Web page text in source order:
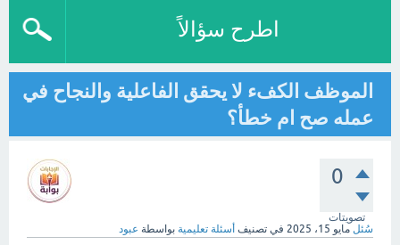
اطرح سؤالاً
الموظف الكفء لا يحقق الفاعلية والنجاح في
عمله صح ام خطأ؟
0
تصويتات
سُئل مايو 15، 2025 في تصنيف أسئلة تعليمية بواسطة عبود